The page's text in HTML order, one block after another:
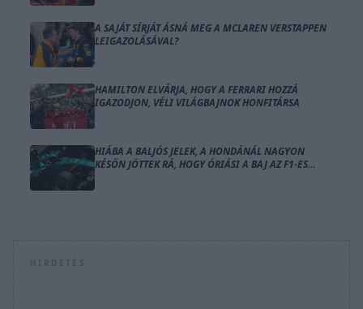
A SAJÁT SÍRJÁT ÁSNÁ MEG A MCLAREN VERSTAPPEN
LEIGAZOLÁSÁVAL?
HAMILTON ELVÁRJA, HOGY A FERRARI HOZZÁ
IGAZODJON, VÉLI VILÁGBAJNOK HONFITÁRSA
HIÁBA A BALJÓS JELEK, A HONDÁNÁL NAGYON
KÉSŐN JÖTTEK RÁ, HOGY ÓRIÁSI A BAJ AZ F1-ES
HIRDETÉS